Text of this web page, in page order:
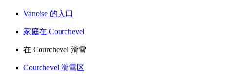
Vanoise 的入口
家庭在 Courchevel
在 Courchevel 滑雪
Courchevel 滑雪区